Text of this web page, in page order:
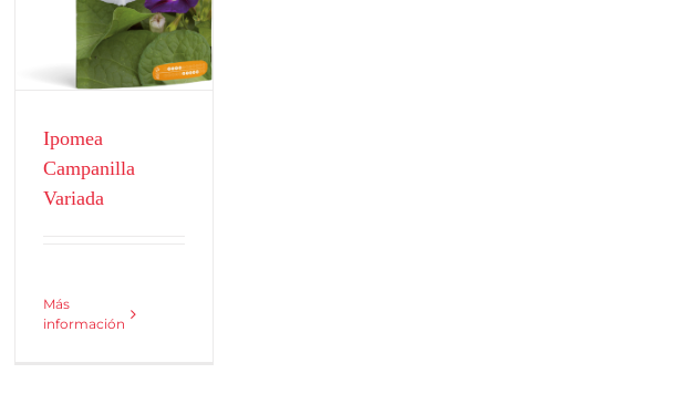
Variada
Flores
Ipomea
Campanilla
Variada
Más
información